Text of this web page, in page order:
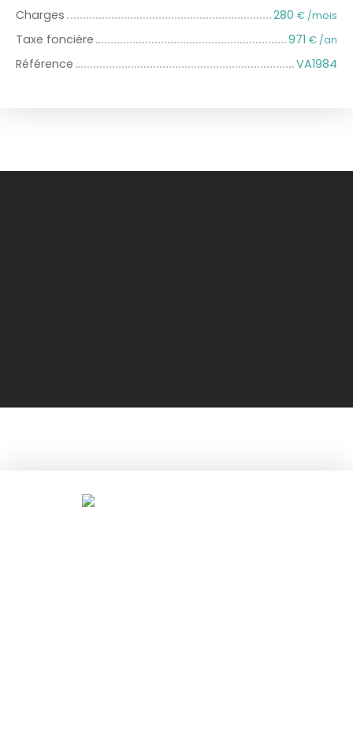
Charges
280 € /mois
Taxe foncière 971 € /an
Référence VA1984